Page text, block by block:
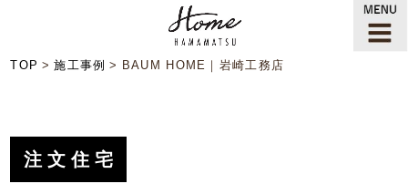
TOP 施工事例 BAUM HOME｜岩崎工務店
注文住宅